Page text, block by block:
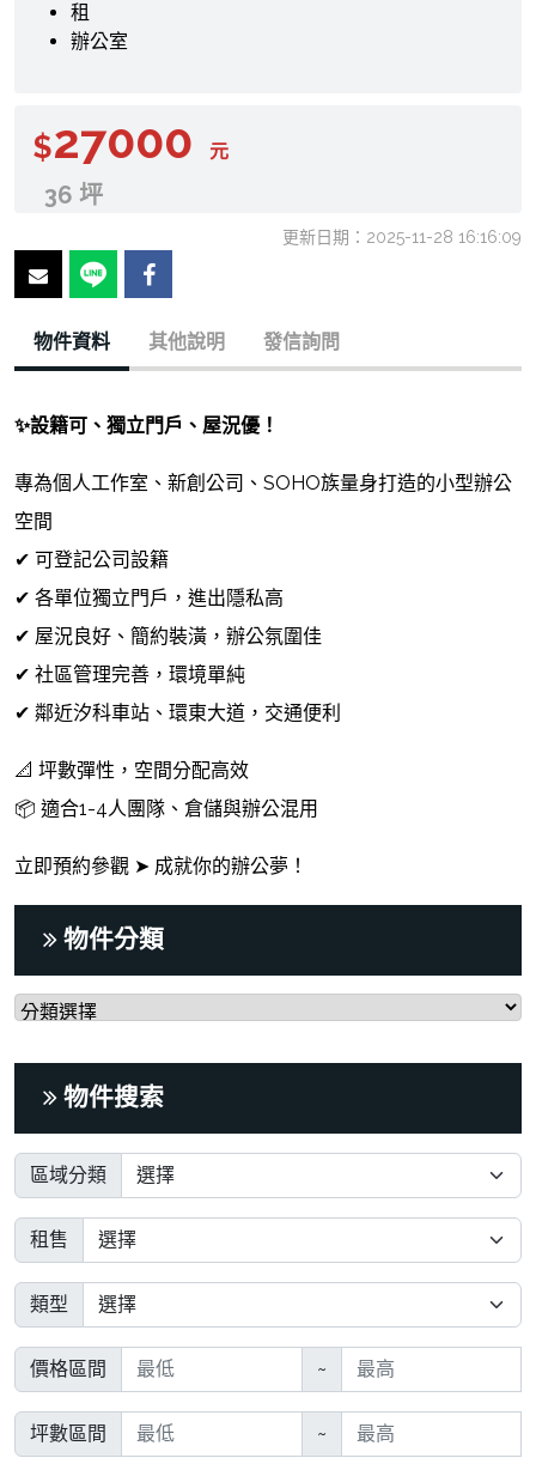
租
辦公室
$27000 元
36 坪
更新日期：2025-11-28 16:16:09
物件資料 其他說明 發信詢問
✨設籍可、獨立門戶、屋況優！
專為個人工作室、新創公司、SOHO族量身打造的小型辦公
空間
✔ 可登記公司設籍
✔ 各單位獨立門戶，進出隱私高
✔ 屋況良好、簡約裝潢，辦公氛圍佳
✔ 社區管理完善，環境單純
✔ 鄰近汐科車站、環東大道，交通便利
📐 坪數彈性，空間分配高效
📦 適合1-4人團隊、倉儲與辦公混用
立即預約參觀 ➤ 成就你的辦公夢！
物件分類
物件搜索
區域分類
租售
類型
價格區間 ~
坪數區間 ~